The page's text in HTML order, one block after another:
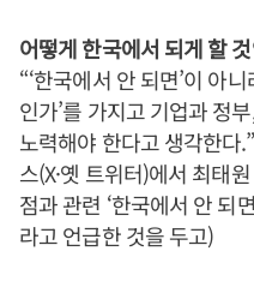
어떻게 한국에서 되게 할
“‘한국에서 안 되면’이 아
인가’를 가지고 기업과 정
노력해야 한다고 생각한다
스(X·옛 트위터)에서 최태
점과 관련 ‘한국에서 안 되
라고 언급한 것을 두고)